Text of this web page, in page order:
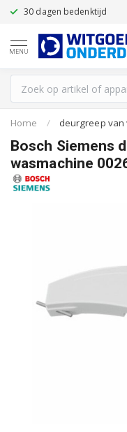
30 dagen bedenktijd
MENU
Home / deurgreep
Bosch Siemens
wasmachine